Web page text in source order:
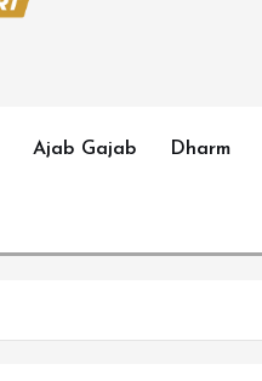
Ajab Gajab Dharm